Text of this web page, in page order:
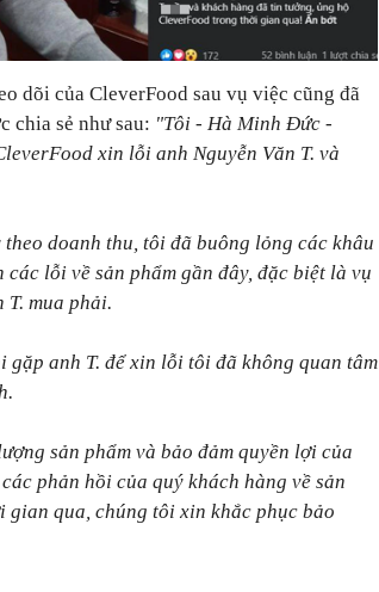
dõi của CleverFood sau vụ việc cũng đã
chia sẻ như sau: "Tôi - Hà Minh Đức -
xin lỗi anh Nguyễn Văn T. và
doanh thu, tôi đã buông lỏng các khâu
lỗi về sản phẩm gần đây, đặc biệt là vụ
T. mua phải.
gặp anh T. để xin lỗi tôi đã không quan tâm
sản phẩm và bảo đảm quyền lợi của
phản hồi của quý khách hàng về sản
qua, chúng tôi xin khắc phục bảo